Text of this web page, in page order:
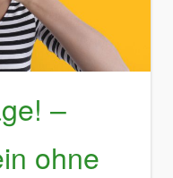
–
ohne